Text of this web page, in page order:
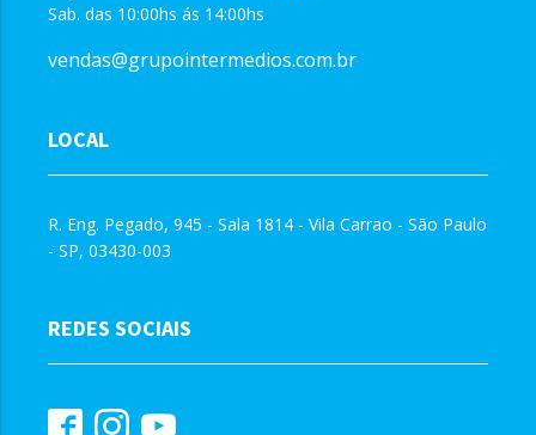
Sab. das 10:00hs ás 14:00hs
vendas@grupointermedios.com.br
LOCAL
R. Eng. Pegado, 945 - Sala 1814 - Vila Carrao - São Paulo
- SP, 03430-003
REDES SOCIAIS